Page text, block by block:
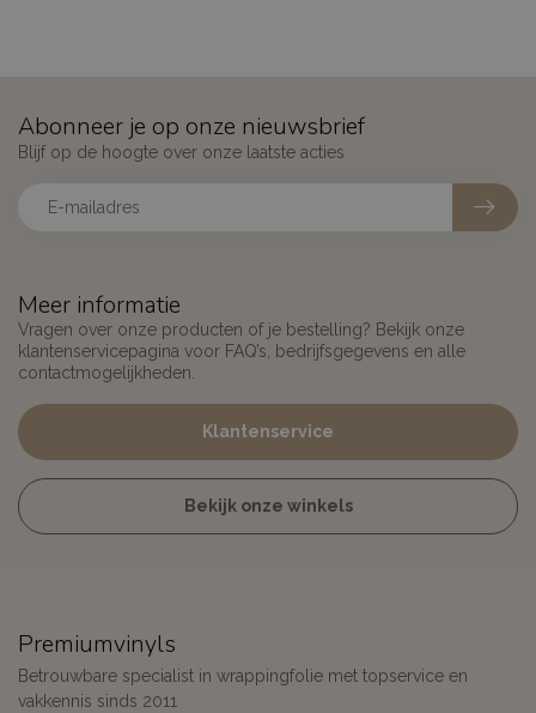
Meer informatie
Vragen over onze producten of je bestelling? Bekijk onze
klantenservicepagina voor FAQ’s, bedrijfsgegevens en alle
contactmogelijkheden.
Klantenservice
Bekijk onze winkels
Abonneer je op onze nieuwsbrief
Blijf op de hoogte over onze laatste acties
Premiumvinyls
Betrouwbare specialist in wrappingfolie met topservice en
vakkennis sinds 2011